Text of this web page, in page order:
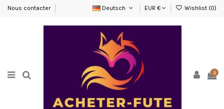
Nous contacter Deutsch EUR € Wishlist (0)
0